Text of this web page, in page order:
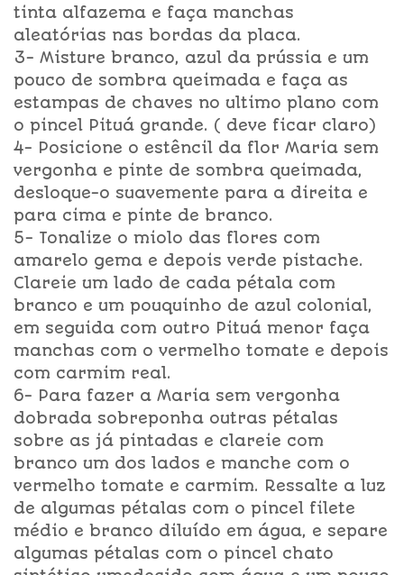
tinta alfazema e faça manchas
aleatórias nas bordas da placa.
3- Misture branco, azul da prússia e um
pouco de sombra queimada e faça as
estampas de chaves no ultimo plano com
o pincel Pituá grande. ( deve ficar claro)
4- Posicione o estêncil da flor Maria sem
vergonha e pinte de sombra queimada,
desloque-o suavemente para a direita e
para cima e pinte de branco.
5- Tonalize o miolo das flores com
amarelo gema e depois verde pistache.
Clareie um lado de cada pétala com
branco e um pouquinho de azul colonial,
em seguida com outro Pituá menor faça
manchas com o vermelho tomate e depois
com carmim real.
6- Para fazer a Maria sem vergonha
dobrada sobreponha outras pétalas
sobre as já pintadas e clareie com
branco um dos lados e manche com o
vermelho tomate e carmim. Ressalte a luz
de algumas pétalas com o pincel filete
médio e branco diluído em água, e separe
algumas pétalas com o pincel chato